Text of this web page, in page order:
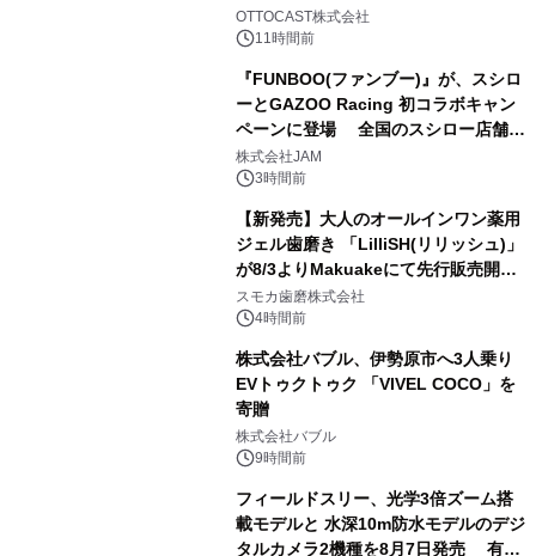
OTTOCAST株式会社
11時間前
『FUNBOO(ファンブー)』が、スシロ
ーとGAZOO Racing 初コラボキャン
ペーンに登場 全国のスシロー店舗で
GR 4車種の FUNBOO(ミニカー)付き
メニューが展開されます
株式会社JAM
3時間前
【新発売】大人のオールインワン薬用
ジェル歯磨き 「LilliSH(リリッシュ)」
が8/3よりMakuakeにて先行販売開
始！
スモカ歯磨株式会社
4時間前
株式会社バブル、伊勢原市へ3人乗り
EVトゥクトゥク 「VIVEL COCO」を
寄贈
株式会社バブル
9時間前
フィールドスリー、光学3倍ズーム搭
載モデルと 水深10m防水モデルのデジ
タルカメラ2機種を8月7日発売 有効